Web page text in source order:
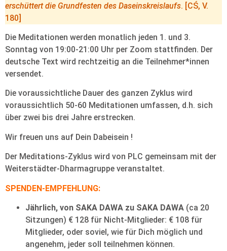
erschüttert die Grundfesten des Daseinskreislaufs. [CŚ, V.
180]
Die Meditationen werden monatlich jeden 1. und 3.
Sonntag von 19:00-21:00 Uhr per Zoom stattfinden. Der
deutsche Text wird rechtzeitig an die Teilnehmer*innen
versendet.
Die voraussichtliche Dauer des ganzen Zyklus wird
voraussichtlich 50-60 Meditationen umfassen, d.h. sich
über zwei bis drei Jahre erstrecken.
Wir freuen uns auf Dein Dabeisein !
Der Meditations-Zyklus wird von PLC gemeinsam mit der
Weiterstädter-Dharmagruppe veranstaltet.
SPENDEN-EMPFEHLUNG:
Jährlich, von SAKA DAWA zu SAKA DAWA (ca 20
Sitzungen) € 128 für Nicht-Mitglieder: € 108 für
Mitglieder, oder soviel, wie für Dich möglich und
angenehm, jeder soll teilnehmen können.